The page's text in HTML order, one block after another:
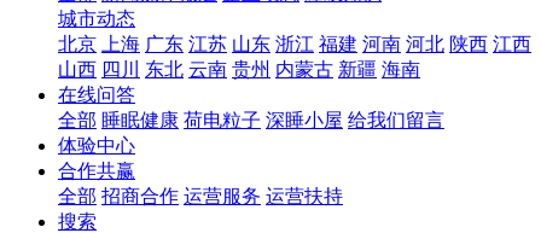
城市动态
北京
上海 广东 江苏 山东 浙江 福建 河南 河北 陕西 江西
山西 四川 东北 云南 贵州 内蒙古 新疆 海南
在线问答
全部 睡眠健康 荷电粒子 深睡小屋 给我们留言
体验中心
合作共赢
全部 招商合作 运营服务 运营扶持
搜索